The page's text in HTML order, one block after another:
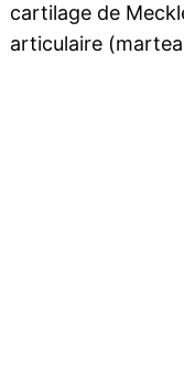
cartilage de
articulaire